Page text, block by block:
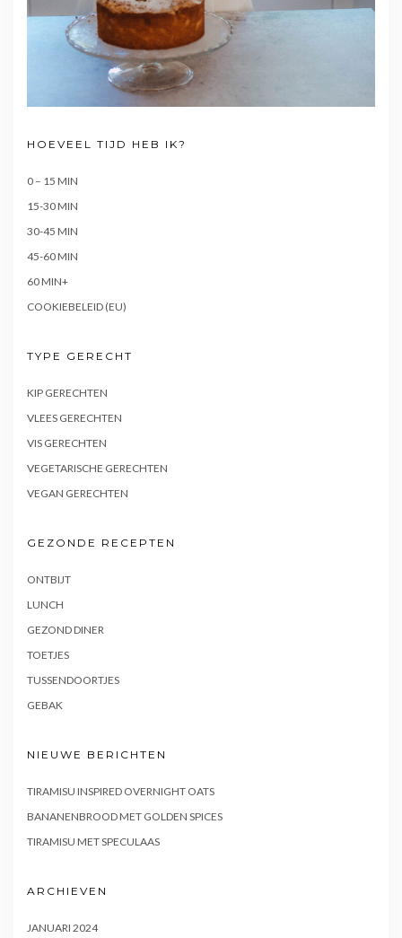
HOEVEEL TIJD HEB IK?
0 – 15 MIN
15-30 MIN
30-45 MIN
45-60 MIN
60 MIN+
COOKIEBELEID (EU)
TYPE GERECHT
KIP GERECHTEN
VLEES GERECHTEN
VIS GERECHTEN
VEGETARISCHE GERECHTEN
VEGAN GERECHTEN
GEZONDE RECEPTEN
ONTBIJT
LUNCH
GEZOND DINER
TOETJES
TUSSENDOORTJES
GEBAK
NIEUWE BERICHTEN
TIRAMISU INSPIRED OVERNIGHT OATS
BANANENBROOD MET GOLDEN SPICES
TIRAMISU MET SPECULAAS
ARCHIEVEN
JANUARI 2024